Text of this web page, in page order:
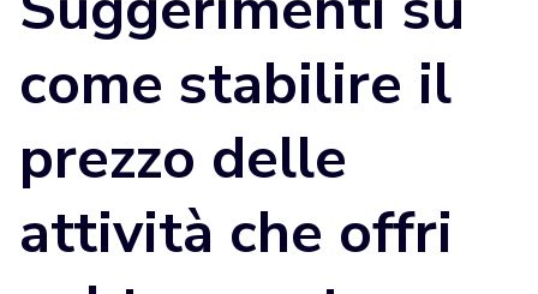
come stabilire il
prezzo delle
attività che offri